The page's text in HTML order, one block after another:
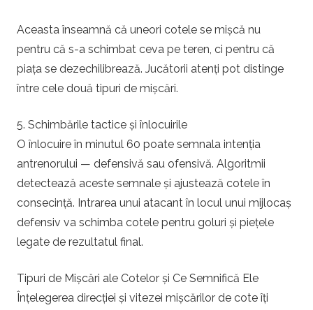
Aceasta înseamnă că uneori cotele se mișcă nu
pentru că s-a schimbat ceva pe teren, ci pentru că
piața se dezechilibrează. Jucătorii atenți pot distinge
între cele două tipuri de mișcări.
5. Schimbările tactice și înlocuirile
O înlocuire în minutul 60 poate semnala intenția
antrenorului — defensivă sau ofensivă. Algoritmii
detectează aceste semnale și ajustează cotele în
consecință. Intrarea unui atacant în locul unui mijlocaș
defensiv va schimba cotele pentru goluri și piețele
legate de rezultatul final.
Tipuri de Mișcări ale Cotelor și Ce Semnifică Ele
Înțelegerea direcției și vitezei mișcărilor de cote îți